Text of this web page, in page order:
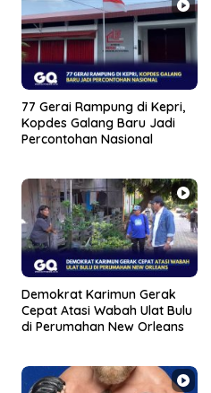
77 Gerai Rampung di Kepri,
Kopdes Galang Baru Jadi
Percontohan Nasional
Demokrat Karimun Gerak
Cepat Atasi Wabah Ulat Bulu
di Perumahan New Orleans